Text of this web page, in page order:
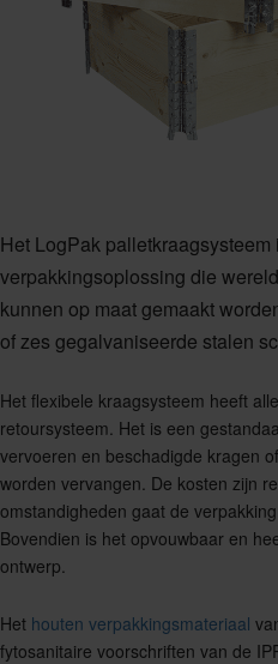
Het LogPak
verpakkingsoplossing die
kunnen op maat gemaakt
of zes gegalvaniseerde stalen
Het flexibele kraagsysteem heeft
retoursysteem. Het is een
vervoeren en beschadigde kragen
worden vervangen. De kosten zijn
omstandigheden gaat de
Bovendien is het opvouwbaar en
ontwerp.
Het houten verpakkingsmateriaal
fytosanitaire voorschriften van de